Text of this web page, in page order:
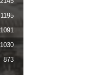
1195
1091
1030
873